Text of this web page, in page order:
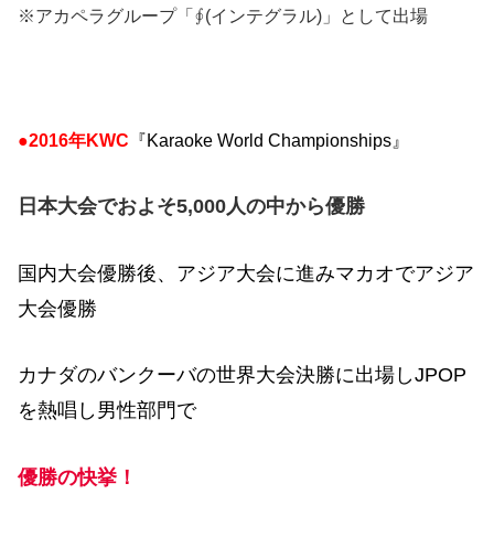
※アカペラグループ「∮(インテグラル)」として出場
●2016年KWC 『Karaoke World Championships』
日本大会でおよそ5,000人の中から優勝
国内大会優勝後、アジア大会に進みマカオでアジア
大会優勝
カナダのバンクーバの世界大会決勝に出場しJPOP
を熱唱し男性部門で
優勝の快挙！